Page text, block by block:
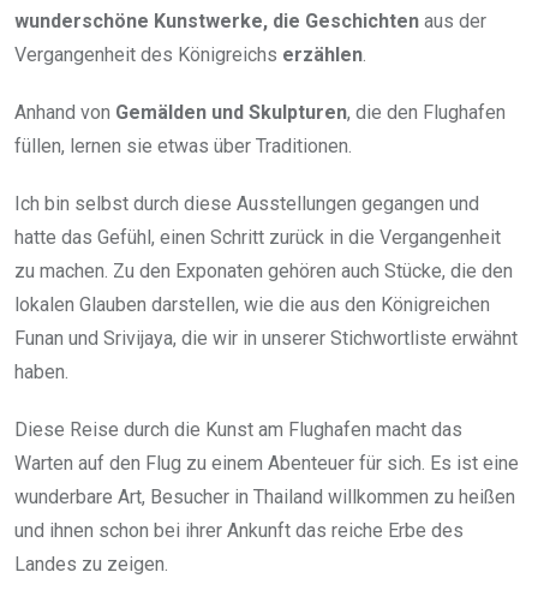
wunderschöne Kunstwerke, die Geschichten aus der
Vergangenheit des Königreichs erzählen
Anhand von Gemälden und Skulpturen, die den Flughafen
füllen, lernen sie etwas über Traditionen.
Ich bin selbst durch diese Ausstellungen gegangen und
hatte das Gefühl, einen Schritt zurück in die Vergangenheit
zu machen. Zu den Exponaten gehören auch Stücke, die den
lokalen Glauben darstellen, wie die aus den Königreichen
Funan und Srivijaya, die wir in unserer Stichwortliste erwähnt
haben.
Diese Reise durch die Kunst am Flughafen macht das
Warten auf den Flug zu einem Abenteuer für sich. Es ist eine
wunderbare Art, Besucher in Thailand willkommen zu heißen
und ihnen schon bei ihrer Ankunft das reiche Erbe des
Landes zu zeigen.